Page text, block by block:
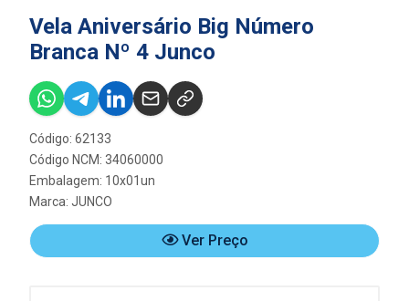
Vela Aniversário Big Número
Branca Nº 4 Junco
Código: 62133
Código NCM: 34060000
Embalagem: 10x01un
Marca: JUNCO
Ver Preço